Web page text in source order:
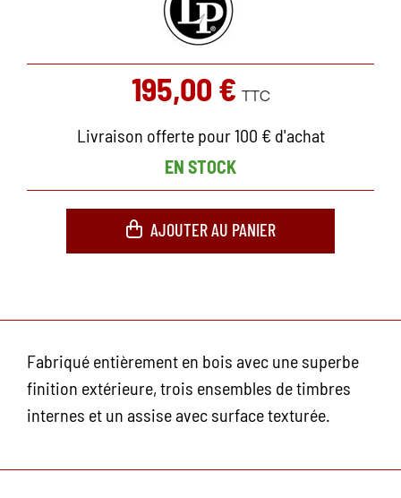
195,00 € TTC
Livraison offerte pour 100 € d'achat
EN STOCK
AJOUTER AU PANIER
Fabriqué entièrement en bois avec une superbe
finition extérieure, trois ensembles de timbres
internes et un assise avec surface texturée.